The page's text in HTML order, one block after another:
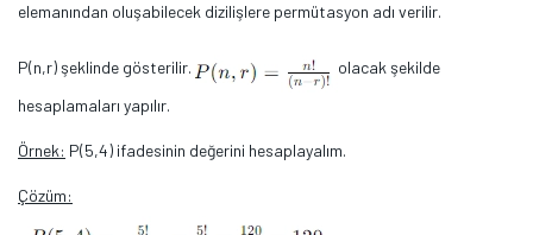
elemanından oluşabilecek dizilişlere permütasyon adı verilir.
P(n,r) şeklinde gösterilir.
olacak şekilde
hesaplamaları yapılır.
Örnek: P(5,4) ifadesinin değerini hesaplayalım.
Çözüm: